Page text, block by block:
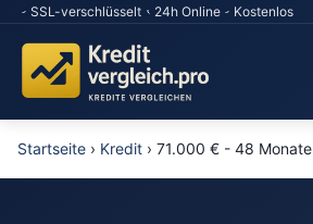
SSL-verschlüsselt 24h Online Kostenlos
Startseite › Kredit › 71.000 € - 48 Monate